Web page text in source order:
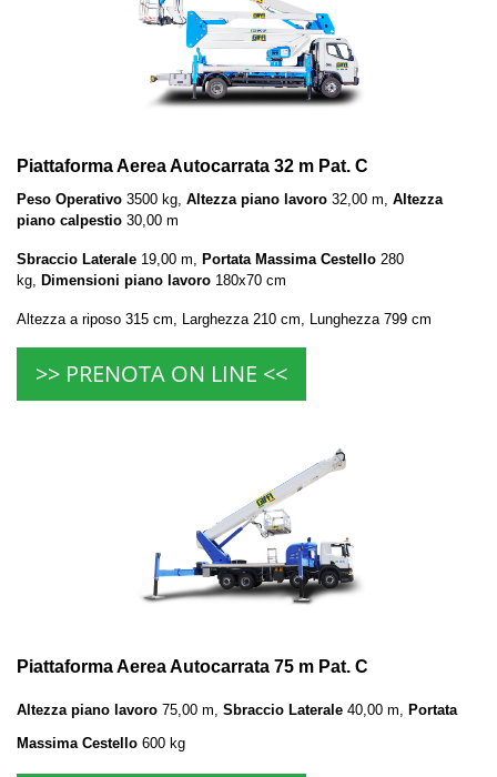
Piattaforma Aerea Autocarrata 32 m Pat. C
Peso Operativo 3500 kg, Altezza piano lavoro 32,00 m, Altezza
piano calpestio 30,00 m
Sbraccio Laterale 19,00 m, Portata Massima Cestello 280
kg, Dimensioni piano lavoro 180x70 cm
Altezza a riposo 315 cm, Larghezza 210 cm, Lunghezza 799 cm
>> PRENOTA ON LINE <<
Piattaforma Aerea Autocarrata 75 m Pat. C
Altezza piano lavoro 75 ,00 m, Sbraccio Laterale 40 ,00 m,
Portata
Massima Cestello 600 kg